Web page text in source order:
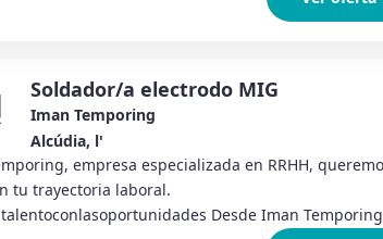
Soldador/a electrodo MIG
Iman Temporing
Alcúdia, l'
empresa especializada en RRHH,
tu trayectoria laboral.
Desde Iman Temporing